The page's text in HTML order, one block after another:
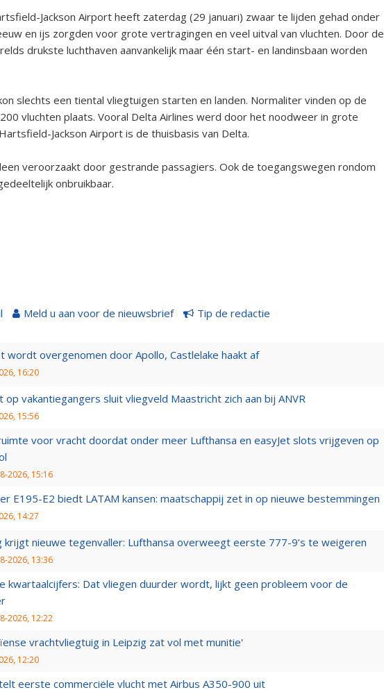
Jackson Airport heeft zaterdag (29 januari) zwaar te lijden gehad onder
en ijs zorgden voor grote vertragingen en veel uitval van vluchten. Door de
drukste luchthaven aanvankelijk maar één start- en landinsbaan worden
slechts een tiental vliegtuigen starten en landen. Normaliter vinden op de
vluchten plaats. Vooral Delta Airlines werd door het noodweer in grote
Jackson Airport is de thuisbasis van Delta.
veroorzaakt door gestrande passagiers. Ook de toegangswegen rondom
onbruikbaar.
Meld u aan voor de nieuwsbrief Tip de redactie
wordt overgenomen door Apollo, Castlelake haakt af
16:20
op vakantiegangers sluit vliegveld Maastricht zich aan bij ANVR
15:56
voor vracht doordat onder meer Lufthansa en easyJet slots vrijgeven op
2026, 15:16
E195-E2 biedt LATAM kansen: maatschappij zet in op nieuwe bestemmingen
14:27
krijgt nieuwe tegenvaller: Lufthansa overweegt eerste 777-9’s te weigeren
2026, 13:36
kwartaalcijfers: Dat vliegen duurder wordt, lijkt geen probleem voor de
2026, 12:22
vrachtvliegtuig in Leipzig zat vol met munitie'
12:20
eerste commerciële vlucht met Airbus A350-900 uit